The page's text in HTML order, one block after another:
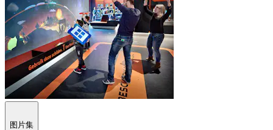
图片集